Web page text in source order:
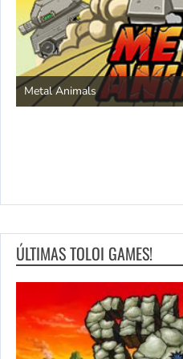
Metal Animals
ÚLTIMAS TOLOI GAMES!